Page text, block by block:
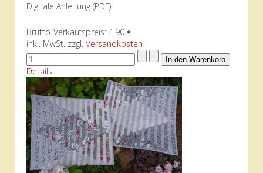
Digitale Anleitung (PDF)
Brutto-Verkaufspreis: 4,90 €
inkl. MwSt. zzgl. Versandkosten
Details